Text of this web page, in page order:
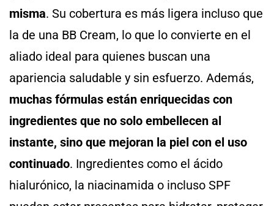
misma. Su cobertura es más ligera incluso que
la de una BB Cream, lo que lo convierte en el
aliado ideal para quienes buscan una
apariencia saludable y sin esfuerzo. Además,
muchas fórmulas están enriquecidas con
ingredientes que no solo embellecen al
instante, sino que mejoran la piel con el uso
continuado. Ingredientes como el ácido
hialurónico, la niacinamida o incluso SPF